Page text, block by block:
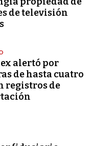
de televisión
alertó por
de hasta cuatro
registros de